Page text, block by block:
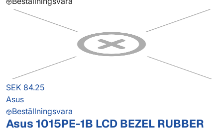
SEK 84.25
Asus
Beställningsvara
Asus 1015PE-1B LCD BEZEL RUBBER